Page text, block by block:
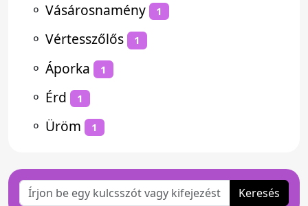
⚬ Vásárosnamény 1
⚬ Vértesszőlős 1
⚬ Áporka 1
⚬ Érd 1
⚬ Üröm 1
Keresés